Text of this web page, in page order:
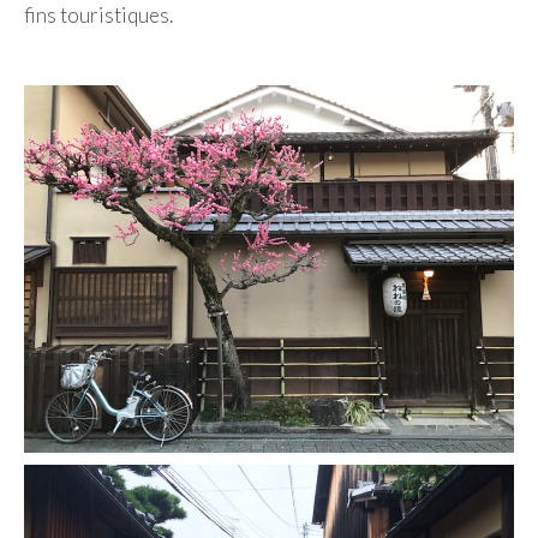
fins touristiques.